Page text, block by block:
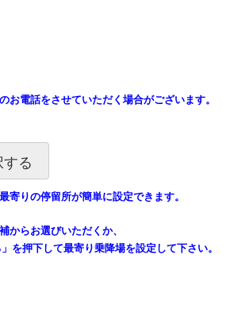
電話をさせていただく場合がございます。
る
寄りの停留所が簡単に設定できます。
からお選びいただくか、
を押下して最寄り乗降場を設定して下さい。